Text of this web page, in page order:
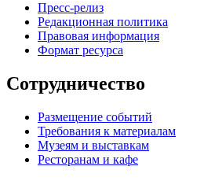
Пресс-релиз
Редакционная политика
Правовая информация
Формат ресурса
Сотрудничество
Размещение событий
Требования к материалам
Музеям и выставкам
Ресторанам и кафе